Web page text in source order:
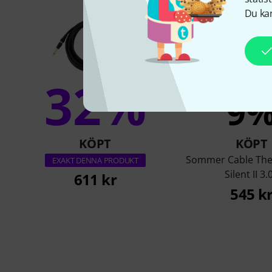
Du
32%
KÖPT
EXAKT DENNA PRODUKT
611 kr
KÖPT
Sommer Cable
Silent II
545 kr